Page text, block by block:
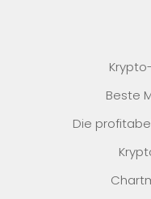
Beste
Die